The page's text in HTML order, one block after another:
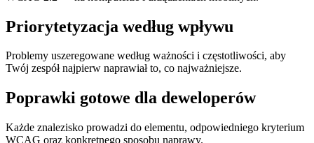
Priorytetyzacja według wpływu
Problemy uszeregowane według ważności i częstotliwości, aby
Twój zespół najpierw naprawiał to, co najważniejsze.
Poprawki gotowe dla deweloperów
Każde znalezisko prowadzi do elementu, odpowiedniego kryterium
WCAG oraz konkretnego sposobu naprawy.